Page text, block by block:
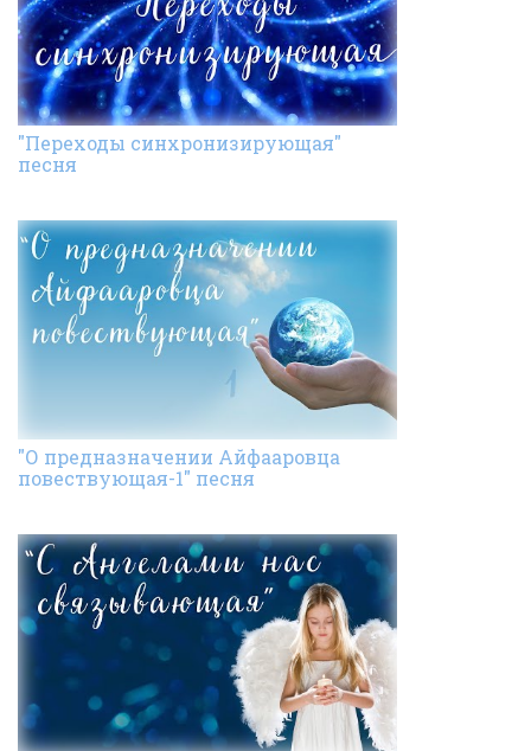
"Переходы синхронизирующая"
песня
"О предназначении Айфааровца
повествующая-1" песня